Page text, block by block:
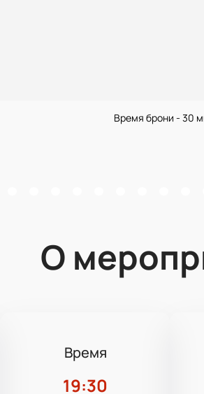
Время брони - 30
О
Время
19:30